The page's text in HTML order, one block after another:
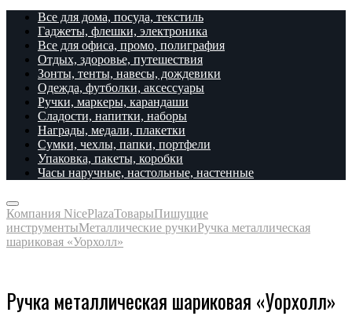
Все для дома, посуда, текстиль
Гаджеты, флешки, электроника
Все для офиса, промо, полиграфия
Отдых, здоровье, путешествия
Зонты, тенты, навесы, дождевики
Одежда, футболки, аксессуары
Ручки, маркеры, карандаши
Сладости, напитки, наборы
Награды, медали, плакетки
Сумки, чехлы, папки, портфели
Упаковка, пакеты, коробки
Часы наручные, настольные, настенные
Компания NicePlazaТоварыПишущие
инструментыМеталлические ручкиРучка металлическая
шариковая «Уорхолл»
Ручка металлическая шариковая «Уорхолл»